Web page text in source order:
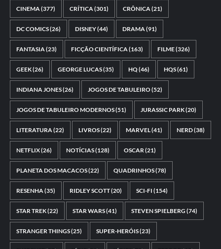
CINEMA(377) CRÍTICA(301) CRÔNICA(21)
DC COMICS(26) DISNEY(44) DRAMA(91)
FANTASIA(23) FICÇÃO CIENTÍFICA(163) FILME(326)
GEEK(26) GEORGE LUCAS(35) HQ(46) HQS(61)
INDIANA JONES(26) JOGOS DE TABULEIRO(52)
JOGOS DE TABULEIRO MODERNOS(51) JURASSIC PARK(20)
LITERATURA(22) LIVROS(22) MARVEL(41) NERD(38)
NETFLIX(26) NOTÍCIAS(128) OSCAR(21)
PLANETA DOS MACACOS(22) QUADRINHOS(78)
RESENHA(35) RIDLEY SCOTT(20) SCI-FI (154)
STAR TREK(22) STAR WARS(41) STEVEN SPIELBERG (74)
STRANGER THINGS(25) SUPER-HERÓIS(23)